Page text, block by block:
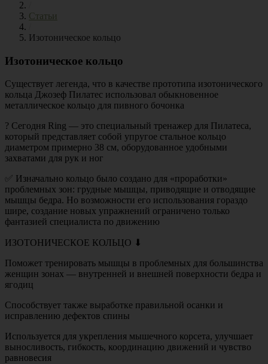
Статьи
Изотоническое кольцо
Изотоническое кольцо
Существует легенда, что в качестве прототипа изотонического
кольца Джозеф Пилатес использовал обыкновенное
металлическое кольцо для пивного бочонка
? Сегодня Ring — это специальный тренажер для Пилатеса,
который представляет собой упругое стальное кольцо
диаметром примерно 38 см, оборудованное удобными
захватами для рук и ног
✅ Изначально кольцо было создано для «проработки»
проблемных зон: грудные мышцы, приводящие и отводящие
мышцы бедра. Но возможности его использования гораздо
шире, создание новых упражнений ограничено только
фантазией специалиста по движению
ИЗОТОНИЧЕСКОЕ КОЛЬЦО ⬇
Поможет тренировать мышцы в проблемных для большинства
женщин зонах — внутренней и внешней поверхности бедра и
ягодиц
Способствует также выработке правильной осанки и
исправлению дефектов спины
Используется для укрепления мышечного корсета, улучшает
выносливость, гибкость, координацию движений и чувство
равновесия